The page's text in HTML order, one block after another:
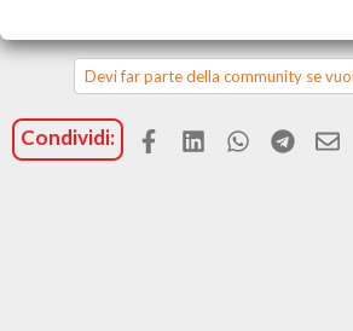
Devi far parte della community se
Condividi: Facebook
LinkedInWhatsApp